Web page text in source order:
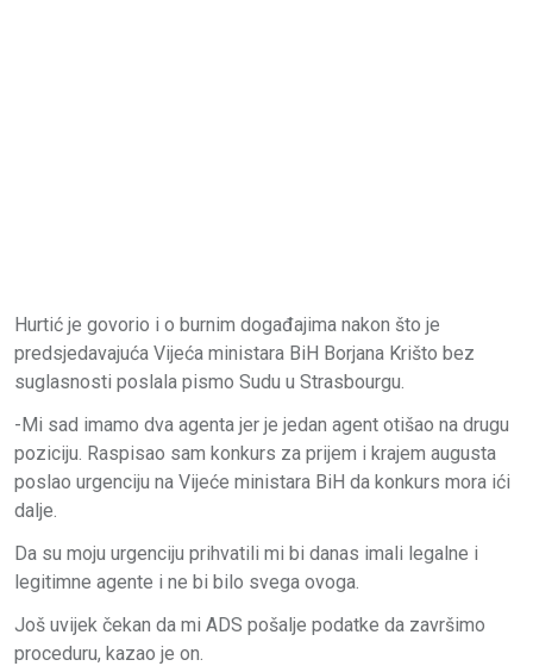
Hurtić je govorio i o burnim događajima nakon što je
predsjedavajuća Vijeća ministara BiH Borjana Krišto bez
suglasnosti poslala pismo Sudu u Strasbourgu.
-Mi sad imamo dva agenta jer je jedan agent otišao na drugu
poziciju. Raspisao sam konkurs za prijem i krajem augusta
poslao urgenciju na Vijeće ministara BiH da konkurs mora ići
dalje.
Da su moju urgenciju prihvatili mi bi danas imali legalne i
legitimne agente i ne bi bilo svega ovoga.
Još uvijek čekan da mi ADS pošalje podatke da završimo
proceduru, kazao je on.